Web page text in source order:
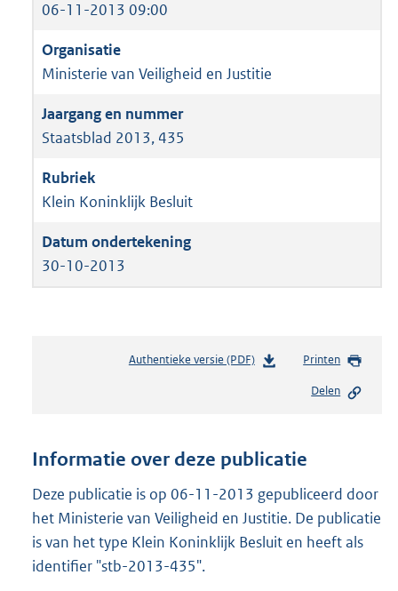
06-11-2013 09:00
Ministerie van Veiligheid en Justitie
Staatsblad 2013, 435
Klein Koninklijk Besluit
30-10-2013
Authentieke versie (PDF)b
n
s
r
o
Printen
Delen
Informatie over deze publicatie
Deze publicatie is op 06-11-2013 gepubliceerd door
het Ministerie van Veiligheid en Justitie. De publicatie
is van het type Klein Koninklijk Besluit en heeft als
identifier "stb-2013-435".